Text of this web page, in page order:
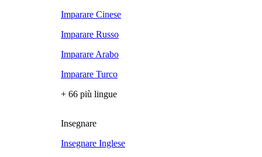
Imparare Cinese
Imparare Russo
Imparare Arabo
Imparare Turco
+ 66 più lingue
Insegnare
Insegnare Inglese